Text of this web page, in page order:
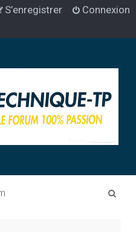
Connexion
S’enregistrer